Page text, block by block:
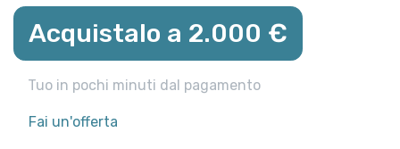
Acquistalo a 2.000 €
Tuo in pochi minuti dal pagamento
Fai un'offerta